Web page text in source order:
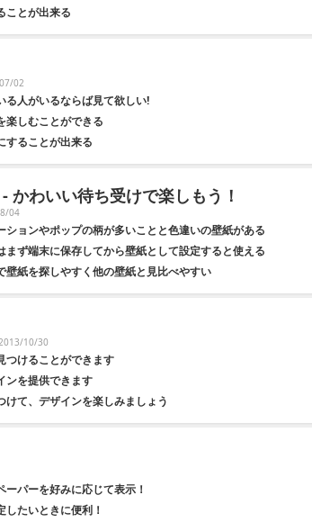
ことが出来る
02
る人がいるならば見て欲しい!
楽しむことができる
することが出来る
かわいい待ち受けで楽しもう！
04
ションやポップの柄が多いことと色違いの壁紙がある
まず端末に保存してから壁紙として設定すると使える
壁紙を探しやすく他の壁紙と見比べやすい
10/30
つけることができます
ンを提供できます
て、デザインを楽しみましょう
パーを好みに応じて表示！
たいときに便利！